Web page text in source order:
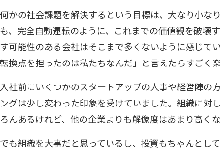
何かの社会課題を解決するという目標は、大なり小な
も、完全自動運転のように、これまでの価値観を破壊
す可能性のある会社はそこまで多くないように感じて
転換点を担ったのは私たちなんだ」と言えたらすごく
入社前にいくつかのスタートアップの人事や経営陣の
ングは少し変わった印象を受けていました。組織に対
ろんあるけれど、他の企業よりも解像度はあまり高く
でも組織を大事だと思っているし、投資もちゃんとし